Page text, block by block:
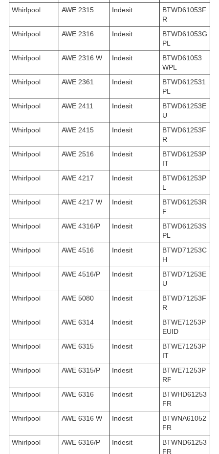
Whirlpool
AWE 2315 Indesit
BTWD61053F
R
Whirlpool
AWE 2316 Indesit
BTWD61053G
PL
Whirlpool
AWE 2316 W Indesit
BTWD61053
WPL
Whirlpool
AWE 2361 Indesit
BTWD612531
PL
Whirlpool
AWE 2411 Indesit
BTWD61253E
U
Whirlpool
AWE 2415 Indesit
BTWD61253F
R
Whirlpool
AWE 2516 Indesit
BTWD61253P
IT
Whirlpool
AWE 4217 Indesit
BTWD61253P
L
Whirlpool
AWE 4217 W Indesit
BTWD61253R
F
Whirlpool
AWE 4316/P Indesit
BTWD61253S
PL
Whirlpool
AWE 4516 Indesit
BTWD71253C
H
Whirlpool
AWE 4516/P Indesit
BTWD71253E
U
Whirlpool
AWE 5080 Indesit
BTWD71253F
R
Whirlpool
AWE 6314 Indesit
BTWE71253P
EUID
Whirlpool
AWE 6315 Indesit
BTWE71253P
IT
Whirlpool
AWE 6315/P Indesit
BTWE71253P
RF
Whirlpool
AWE 6316 Indesit
BTWHD61253
FR
Whirlpool
AWE 6316 W Indesit
BTWNA61052
FR
Whirlpool
AWE 6316/P Indesit
BTWND61253
FR